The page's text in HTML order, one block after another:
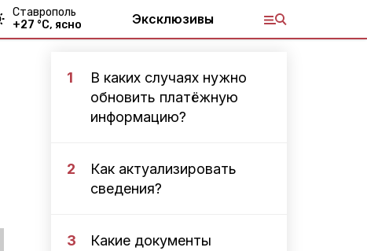
Ставрополь
+27 °С, ясно Эксклюзивы
1
В каких случаях нужно
обновить платёжную
информацию?
2
Как актуализировать
сведения?
3
Какие документы